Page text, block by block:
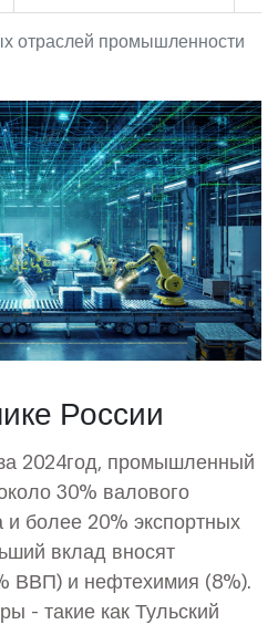
отраслей промышленности
России
2024год, промышленный
30% валового
и более 20% экспортных
вклад вносят
ВВП) и нефтехимия (8%).
- такие как Тульский